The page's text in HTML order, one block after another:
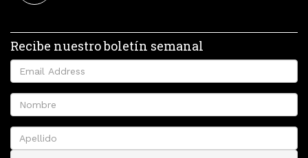
Recibe nuestro boletín semanal